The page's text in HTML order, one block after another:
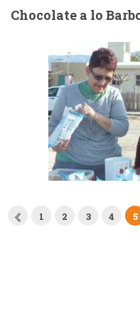
Chocolate a lo
1 2 3 4 5